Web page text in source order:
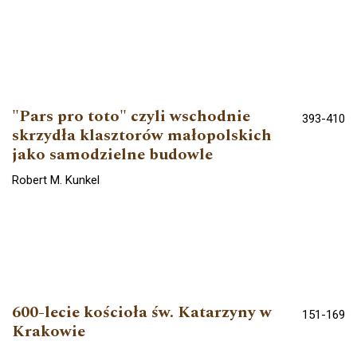
"Pars pro toto" czyli wschodnie
skrzydła klasztorów małopolskich
jako samodzielne budowle
393-410
Robert M. Kunkel
600-lecie kościoła św. Katarzyny w
Krakowie
151-169